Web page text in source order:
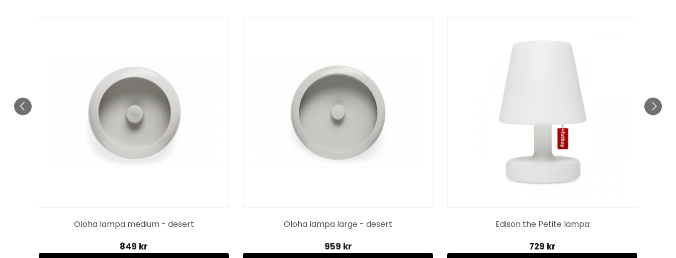
Oloha lampa medium - desert
849 kr
Oloha lampa large - desert
959 kr
Edison the Petite lampa
729 kr